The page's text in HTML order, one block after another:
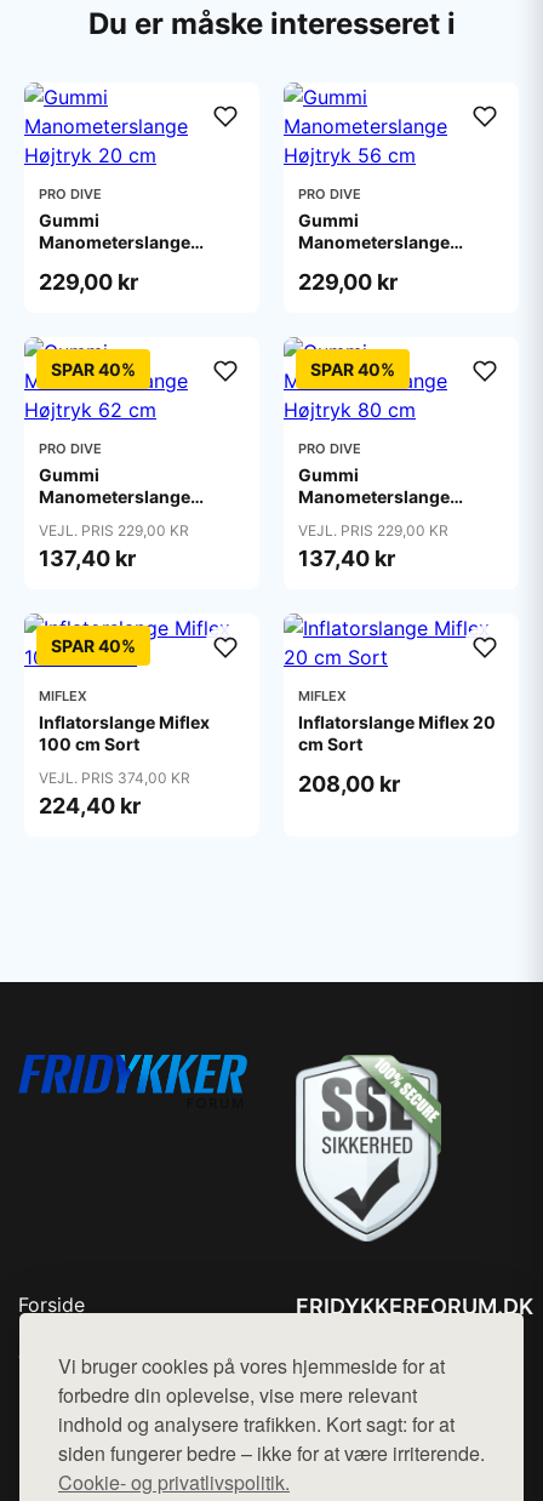
Vi bruger cookies på vores hjemmeside for at
forbedre din oplevelse, vise mere relevant
indhold og analysere trafikken. Kort sagt: for at
siden fungerer bedre – ikke for at være irriterende.
Cookie- og privatlivspolitik.
Du er måske interesseret i
PRO DIVE
Gummi
Manometerslange
229,00 kr
PRO DIVE
Gummi
Manometerslange
229,00 kr
SPAR 40%
PRO DIVE
Gummi
Manometerslange
VEJL. PRIS 229,00 KR
137,40 kr
SPAR 40%
PRO DIVE
Gummi
Manometerslange
VEJL. PRIS 229,00 KR
137,40 kr
SPAR 40%
MIFLEX
Inflatorslange Miflex
100 cm Sort
VEJL. PRIS 374,00 KR
224,40 kr
MIFLEX
Inflatorslange Miflex 20
cm Sort
208,00 kr
Forside
Top Rabatter
Kontakt
FRIDYKKERFORUM.DK
Mail: hej@want.dk
Cookie- og privatlivspolitik